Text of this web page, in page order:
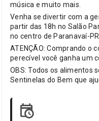
música e muito mais.
Venha se divertir com a
partir das 18h no Salão
no centro de Paranavaí-PR.
ATENÇÃO: Comprando o
perecível você ganha um
OBS: Todos os alimentos
Sentinelas do Bem que